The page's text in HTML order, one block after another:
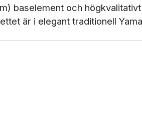
baselement och
är i elegant traditionell